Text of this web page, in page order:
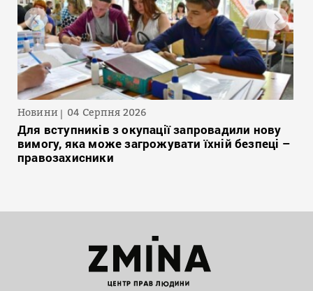
Новини 04 Серпня 2026
Для вступників з окупації запровадили нову
вимогу, яка може загрожувати їхній безпеці –
правозахисники